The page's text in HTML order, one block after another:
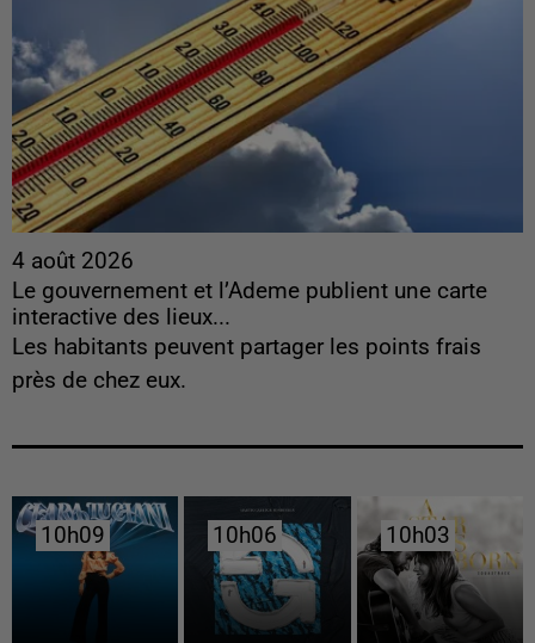
4 août 2026
Le gouvernement et l’Ademe publient une carte
interactive des lieux...
Les habitants peuvent partager les points frais
près de chez eux.
10h09
10h09 10h06
10h06 10h03
10h03